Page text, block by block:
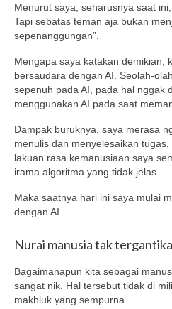
Menurut saya, seharusnya saat
Tapi sebatas teman aja bukan
sepenanggungan”.
Mengapa saya katakan demikian,
bersaudara dengan AI. Seolah-
sepenuh pada AI, pada hal nggak
menggunakan AI pada saat
Dampak buruknya, saya merasa
menulis dan menyelesaikan
lakuan rasa kemanusiaan saya
irama algoritma yang tidak jelas.
Maka saatnya hari ini saya mulai
dengan AI
Nurai manusia tak
Bagaimanapun kita sebagai
sangat nik. Hal tersebut tidak di
makhluk yang sempurna.